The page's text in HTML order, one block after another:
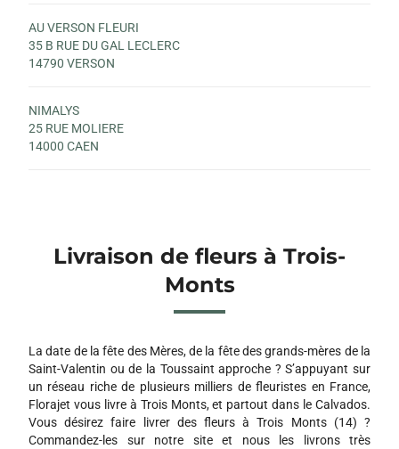
AU VERSON FLEURI
35 B RUE DU GAL LECLERC
14790 VERSON
NIMALYS
25 RUE MOLIERE
14000 CAEN
Livraison de fleurs à Trois-
Monts
La date de la fête des Mères, de la fête des grands-mères de la
Saint-Valentin ou de la Toussaint approche ? S’appuyant sur
un réseau riche de plusieurs milliers de fleuristes en France,
Florajet vous livre à Trois Monts, et partout dans le Calvados.
Vous désirez faire livrer des fleurs à Trois Monts (14) ?
Commandez-les sur notre site et nous les livrons très